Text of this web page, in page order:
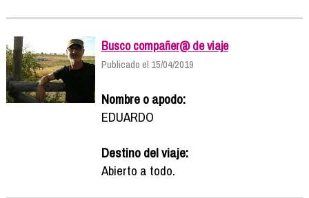
Busco compañer@ de viaje
Publicado el 15/04/2019
Nombre o apodo:
EDUARDO
Destino del viaje:
Abierto a todo.